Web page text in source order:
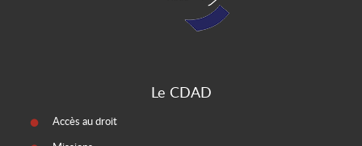
Le CDAD
Accès au droit